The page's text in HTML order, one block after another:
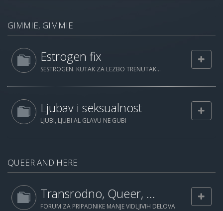
GIMMIE, GIMMIE
Estrogen fix
SESTROGEN. KUTAK ZA LEZBO TRENUTAK...
Ljubav i seksualnost
LJUBI, LJUBI AL GLAVU NE GUBI
QUEER AND HERE
Transrodno, Queer, ...
FORUM ZA PRIPADNIKE MANJE VIDLJIVIH DELOVA